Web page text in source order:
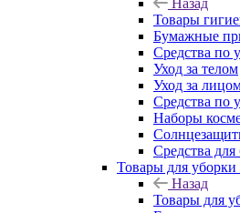
Назад
Товары
Бумажные
Средства по
Уход за телом
Уход за
Средства по
Наборы
Средства для
Товары для уборки
Назад
Товары для